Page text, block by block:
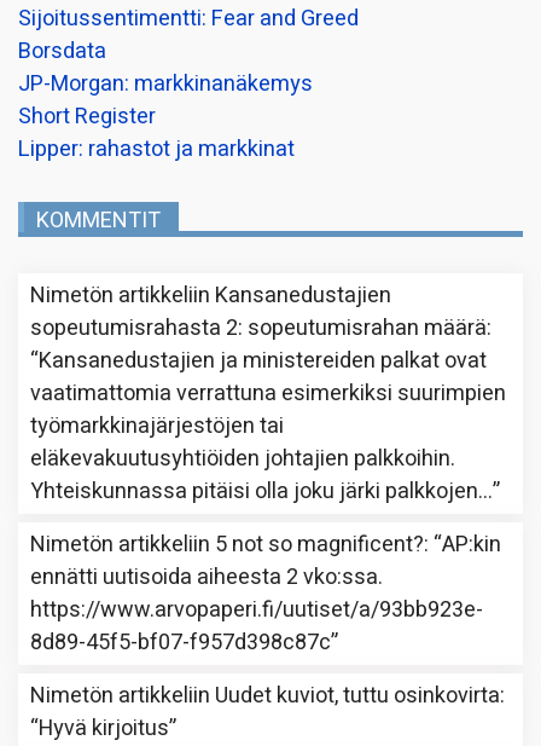
Sijoitussentimentti: Fear and Greed
Borsdata
JP-Morgan: markkinanäkemys
Short Register
Lipper: rahastot ja markkinat
KOMMENTIT
Nimetön artikkeliin Kansanedustajien
sopeutumisrahasta 2: sopeutumisrahan määrä:
“Kansanedustajien ja ministereiden palkat ovat
vaatimattomia verrattuna esimerkiksi suurimpien
työmarkkinajärjestöjen tai
eläkevakuutusyhtiöiden johtajien palkkoihin.
Yhteiskunnassa pitäisi olla joku järki palkkojen…”
Nimetön artikkeliin 5 not so magnificent?: “AP:kin
ennätti uutisoida aiheesta 2 vko:ssa.
https://www.arvopaperi.fi/uutiset/a/93bb923e-
8d89-45f5-bf07-f957d398c87c”
Nimetön artikkeliin Uudet kuviot, tuttu osinkovirta:
“Hyvä kirjoitus”